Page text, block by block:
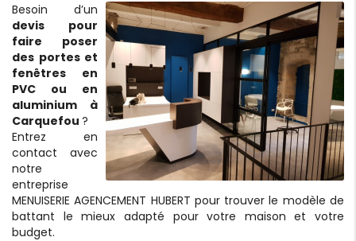
Besoin d’un
devis pour
faire poser
des portes et
fenêtres en
PVC ou en
aluminium à
Carquefou ?
Entrez en
contact avec
notre
entreprise
MENUISERIE AGENCEMENT HUBERT pour trouver le modèle de
battant le mieux adapté pour votre maison et votre
budget.